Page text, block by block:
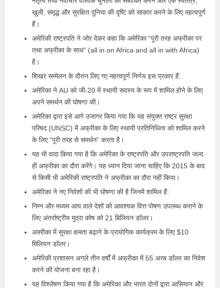
खुली, समृद्ध और सुरक्षित दुनिया की दृष्टि को साकार करने के लिए महत्वपूर्ण
हैं।
अमेरिकी राष्ट्रपति ने जोर देकर कहा कि अमेरिका “पूरी तरह अफ्रीका पर
तथा अफ्रीका के साथ” (all in on Africa and all in with Africa)
है।
शिखर सम्मेलन के दौरान लिए गए महत्वपूर्ण निर्णय इस प्रकार हैं:
अमेरिका ने AU को जी-20 में स्थायी सदस्य के रूप में शामिल होने के लिए
अपने समर्थन की घोषणा की।
अमेरिका द्वारा इसे आगे उजागर किया गया कि यह संयुक्त राष्ट्र सुरक्षा
परिषद (UNSC) में अफ्रीका के लिए स्थायी प्रतिनिधित्व को शामिल करने
के लिए “पूरी तरह से समर्थन” करता है।
यह भी वादा किया गया है कि अमेरिका के राष्ट्रपति और उपराष्ट्रपति जल्द
ही अफ्रीका का दौरा करेंगे। यह ध्यान दिया जाना चाहिए कि 2015 के बाद
से किसी भी अमेरिकी राष्ट्रपति ने अफ्रीका का दौरा नहीं किया।
अमेरिका ने नए निवेशों की भी घोषणा की है जिनमें शामिल हैं:
निम्न और मध्यम आय वाले देशों को आवश्यक वित्त पोषण उपलब्ध कराने के
लिए अंतर्राष्ट्रीय मुद्रा कोष को 21 बिलियन डॉलर।
अफ़्रीका में सुरक्षा क्षमता बढ़ाने के प्रायोगिक कार्यक्रम के लिए $10
मिलियन डॉलर।
अमेरिकी प्रशासन अगले तीन वर्षों में अफ्रीका में 55 अरब डॉलर का निवेश
करने की योजना बना रहा है।
यह विश्लेषण किया गया है कि अमेरिका और भारत दोनों द्वारा आसियान और